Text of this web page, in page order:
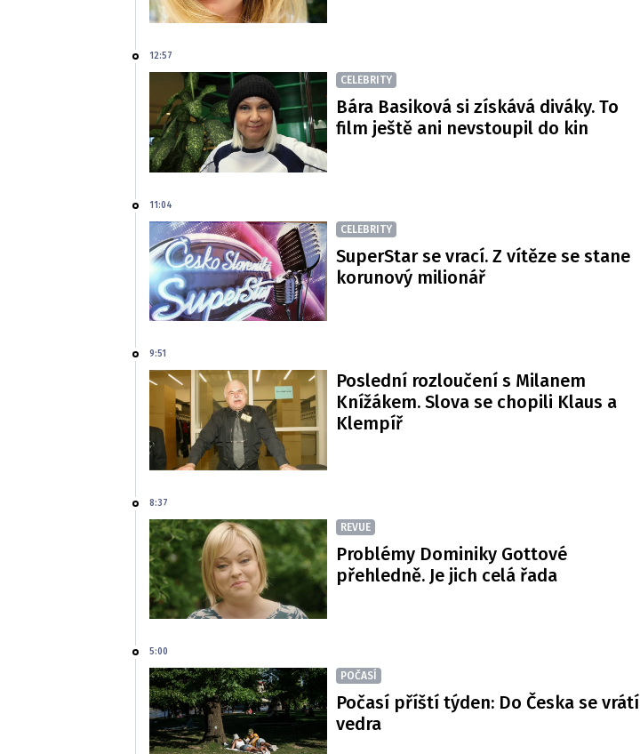
12:57
CELEBRITY
Bára Basiková si získává diváky. To
film ještě ani nevstoupil do kin
11:04
CELEBRITY
SuperStar se vrací. Z vítěze se stane
korunový milionář
9:51
Poslední rozloučení s Milanem
Knížákem. Slova se chopili Klaus a
Klempíř
8:37
REVUE
Problémy Dominiky Gottové
přehledně. Je jich celá řada
5:00
POČASÍ
Počasí příští týden: Do Česka se vrátí
vedra